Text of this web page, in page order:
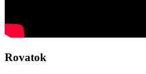
Rovatok